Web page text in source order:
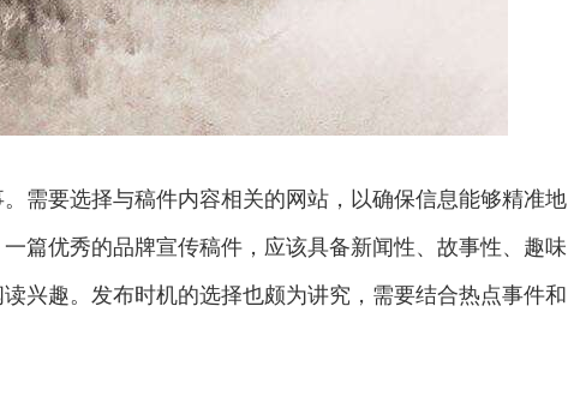
需要选择与稿件内容相关的网站，以确保信息能够精准地
篇优秀的品牌宣传稿件，应该具备新闻性、故事性、趣味
兴趣。发布时机的选择也颇为讲究，需要结合热点事件和